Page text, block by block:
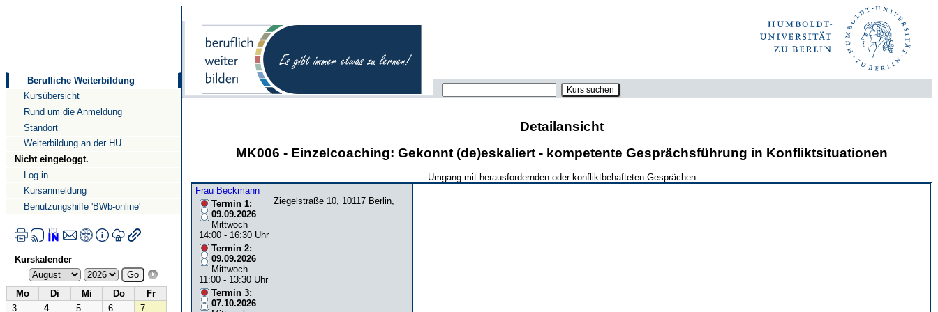
Berufliche Weiterbildung
Kursübersicht
Rund um die Anmeldung
Standort
Weiterbildung an der HU
Nicht eingeloggt.
Log-in
Kursanmeldung
Benutzungshilfe 'BWb-online'
Kurskalender
Mo Di Mi Do
Fr
3
4 5 6 7
Detailansicht
MK006 - Einzelcoaching: Gekonnt (de)eskaliert - kompetente Gesprächsführung in Konfliktsituationen
Umgang mit herausfordernden oder konfliktbehafteten Gesprächen
Frau Beckmann
Termin 1:
09.09.2026
Mittwoch
14:00 - 16:30 Uhr
Termin 2:
09.09.2026
Mittwoch
11:00 - 13:30 Uhr
Termin 3:
07.10.2026
Ziegelstraße 10, 10117 Berlin,